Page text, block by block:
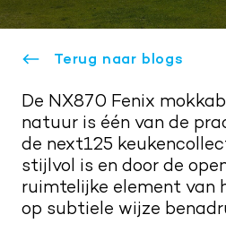
Aanrechtbladen
Keukenapparatuur
Keukenaccessoires
Keukenrenovatie
Keukenmagazine
Geplaatste keukens
Maatwerk interieur
Alle projecten
Onze diensten
Onze projectpartners
Over ons
Awards
Aanschaf en plaatsing
Geschiedenis
Kwaliteit en service
Contact
Afspraak maken
Bel mij terug
Nieuwsbrief
Maak een
Terug naar blogs
De NX870 Fenix
natuur is één van de
de next125
stijlvol is en door de
ruimtelijke element van
op subtiele wijze